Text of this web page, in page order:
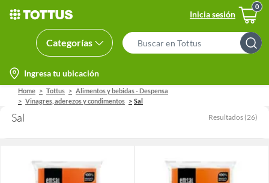
Inicia sesión
Categorías
Search
Bar
location-
icon
Ingresa tu ubicación
Home Tottus
Alimentos y bebidas - Despensa
Vinagres, aderezos y condimentos
Sal
Sal Resultados (26)